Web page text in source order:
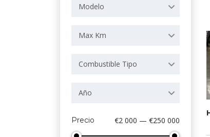
Modelo
Max Km
Combustible Tipo
Año
Precio €2 000 — €250 000